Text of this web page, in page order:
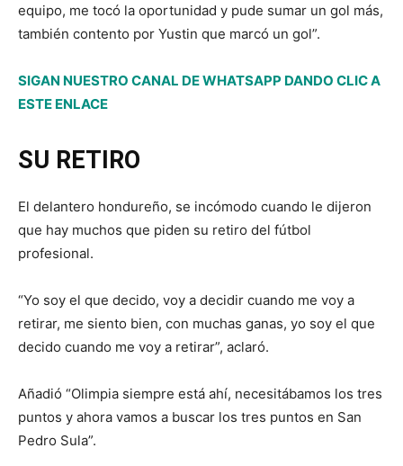
equipo, me tocó la oportunidad y pude sumar un gol más,
también contento por Yustin que marcó un gol”.
SIGAN NUESTRO CANAL DE WHATSAPP DANDO CLIC A
ESTE ENLACE
SU RETIRO
El delantero hondureño, se incómodo cuando le dijeron
que hay muchos que piden su retiro del fútbol
profesional.
“Yo soy el que decido, voy a decidir cuando me voy a
retirar, me siento bien, con muchas ganas, yo soy el que
decido cuando me voy a retirar”, aclaró.
Añadió “Olimpia siempre está ahí, necesitábamos los tres
puntos y ahora vamos a buscar los tres puntos en San
Pedro Sula”.